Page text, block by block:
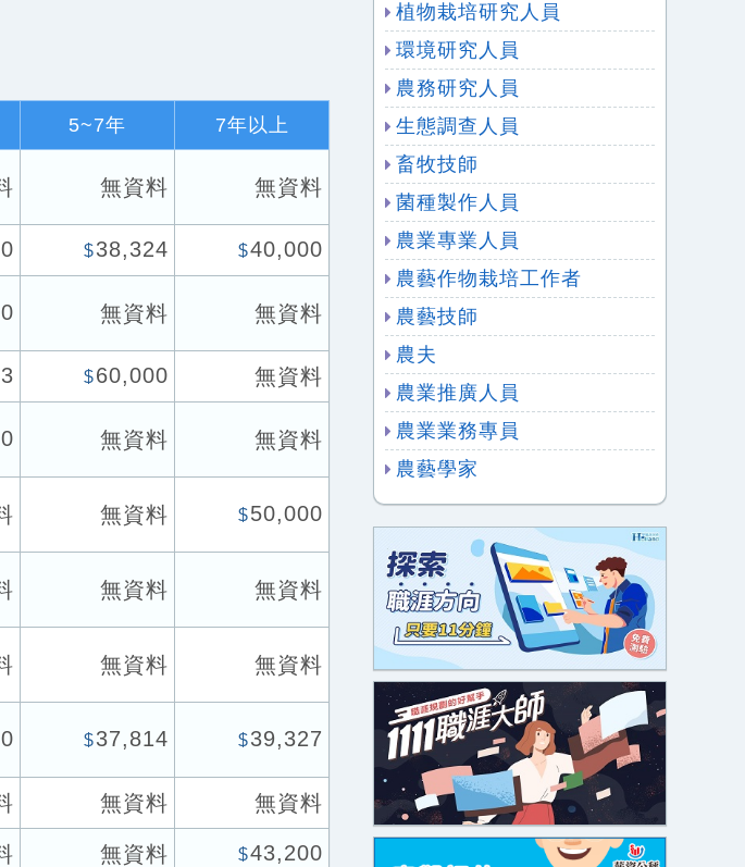
5~7年 7年以上
無資料 無資料
$38,324 $40,000
無資料 無資料
$60,000 無資料
無資料 無資料
無資料 $50,000
無資料 無資料
無資料 無資料
$37,814 $39,327
無資料 無資料
無資料 $43,200
植物栽培研究人員
環境研究人員
農務研究人員
生態調查人員
畜牧技師
菌種製作人員
農業專業人員
農藝作物栽培工作者
農藝技師
農夫
農業推廣人員
農業業務專員
農藝學家